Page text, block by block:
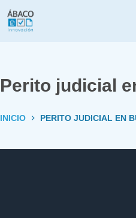
Perito judicial
INICIO PERITO JUDICIAL EN